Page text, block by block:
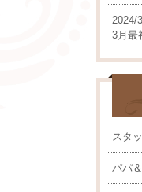
2024/
3月最
スタ
パパ